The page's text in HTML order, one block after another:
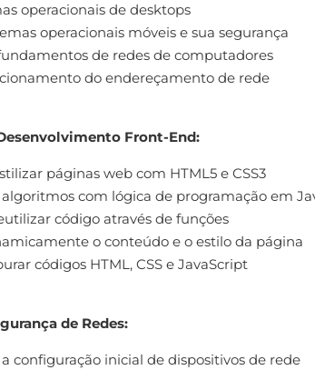
operacionais de desktops
operacionais móveis e sua segurança
de redes de computadores
do endereçamento de rede
Front-End:
páginas web com HTML5 e CSS3
com lógica de programação em
código através de funções
o conteúdo e o estilo da página
códigos HTML, CSS e JavaScript
de Redes:
configuração inicial de dispositivos de rede